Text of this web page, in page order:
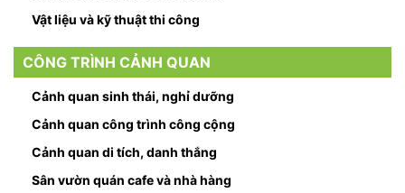
Vật liệu và kỹ thuật thi công
CÔNG TRÌNH CẢNH QUAN
Cảnh quan sinh thái, nghỉ dưỡng
Cảnh quan công trình công cộng
Cảnh quan di tích, danh thắng
Sân vườn quán cafe và nhà hàng